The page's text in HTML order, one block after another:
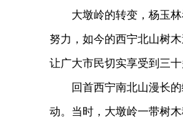
大墩岭的转变，杨玉林
努力，如今的西宁北山树
让广大市民切实享受到三
回首西宁南北山漫长的
动。当时，大墩岭一带树